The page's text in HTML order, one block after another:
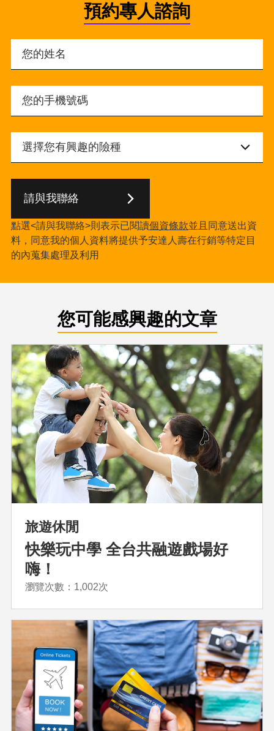
預約專人諮詢
請與我聯絡
點選<請與我聯絡>則表示已閱讀個資條款並且同意送出資
料，同意我的個人資料將提供予安達人壽在行銷等特定目
的內蒐集處理及利用
您可能感興趣的文章
旅遊休閒
快樂玩中學 全台共融遊戲場好
嗨！
瀏覽次數：1,002次